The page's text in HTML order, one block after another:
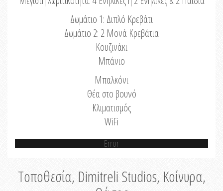
Δωμάτιο 1: Διπλό Κρεβάτι
Δωμάτιο 2: 2 Μονά Κρεβάτια
Κουζινάκι
Μπάνιο
Μπαλκόνι
Θέα στο βουνό
Κλιματισμός
WiFi
Error
Τοποθεσία, Dimitreli Studios, Κοίνυρα,